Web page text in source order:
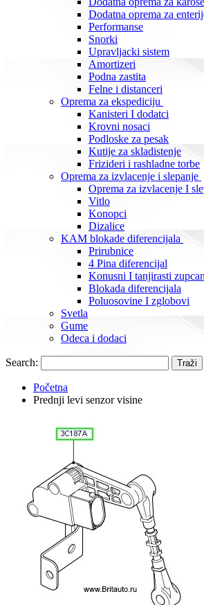
Dodatna oprema za
Performanse
Snorki
Upravljacki sistem
Amortizeri
Podna zastita
Felne i distanceri
Oprema za ekspediciju
Kanisteri I dodatci
Krovni nosaci
Podloske za pesak
Kutije za skladistenje
Frizideri i rashladne torbe
Oprema za izvlacenje i slepanje
Oprema za izvlacenje I
Vitlo
Konopci
Dizalice
KAM blokade diferencijala
Prirubnice
4 Pina diferencijal
Konusni I tanjirasti
Blokada diferencijala
Poluosovine I zglobovi
Svetla
Gume
Odeca i dodaci
Search: Traži
Početna
Prednji levi senzor visine